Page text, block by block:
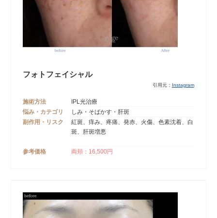
フォトフェイシャル
引用元： Instagram
施術方法
IPL光治療
悩み・カテゴリ
しみ・そばかす・肝斑
副作用・リスク
紅斑、痒み、疼痛、発赤、火傷、色素沈着、白
斑、肝斑増悪
参考価格 両頬：16,500円